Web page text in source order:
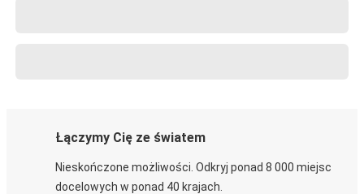
Łączymy Cię ze światem
Nieskończone możliwości. Odkryj ponad 8 000 miejsc
docelowych w ponad 40 krajach.